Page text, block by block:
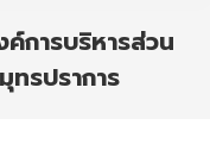
การบริหารส่วน
รปราการ